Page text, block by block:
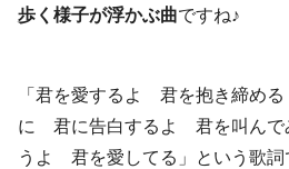
歩く様子が浮かぶ曲ですね♪
「君を愛するよ 君を抱き締め
に 君に告白するよ 君を叫ん
うよ 君を愛してる」という歌詞